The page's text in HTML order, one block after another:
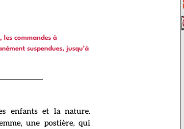
commandes à
suspendues, jusqu’à
enfants et la nature.
une postière, qui